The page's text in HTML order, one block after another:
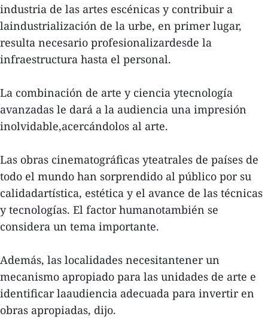
industria de las artes escénicas y contribuir a
laindustrialización de la urbe, en primer lugar,
resulta necesario profesionalizardesde la
infraestructura hasta el personal.
La combinación de arte y ciencia ytecnología
avanzadas le dará a la audiencia una impresión
inolvidable,acercándolos al arte.
Las obras cinematográficas yteatrales de países de
todo el mundo han sorprendido al público por su
calidadartística, estética y el avance de las técnicas
y tecnologías. El factor humanotambién se
considera un tema importante.
Además, las localidades necesitantener un
mecanismo apropiado para las unidades de arte e
identificar laaudiencia adecuada para invertir en
obras apropiadas, dijo.